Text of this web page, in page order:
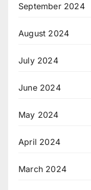
September 2024
August 2024
July 2024
June 2024
May 2024
April 2024
March 2024